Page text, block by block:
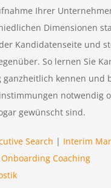
Ihrer
Dimensionen
Kandidatenseite und
So lernen Sie
kennen und
notwendig
gewünscht sind.
Search | Interim
Onboarding Coaching